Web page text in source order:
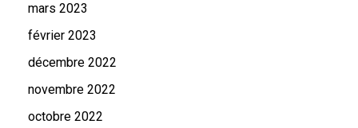
mars 2023
février 2023
décembre 2022
novembre 2022
octobre 2022